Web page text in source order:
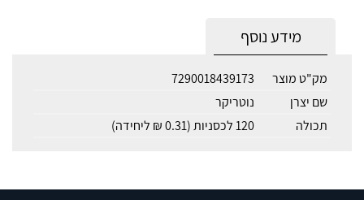
מידע נוסף
מק"ט מוצר
7290018439173
שם יצרן
נוטריקר
תכולה
120 לכסניות (0.31 ₪ ליחידה)